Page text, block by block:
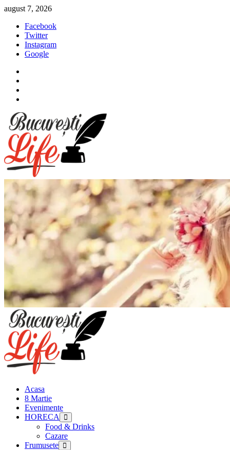
Sari
conținut
august 7, 2026
Facebook
Twitter
Instagram
Google
Meniu
principal
Acasa
8 Martie
Evenimente
HORECA
Food & Drinks
Cazare
Frumusete